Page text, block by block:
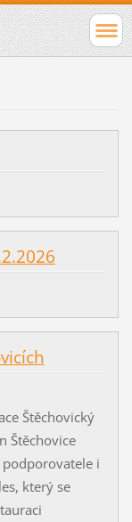
Štěchovický
Štěchovice
podporovatele i
který se